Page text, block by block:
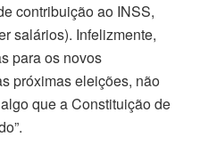
contribuição ao INSS,
salários). Infelizmente,
para os novos
próximas eleições, não
que a Constituição de